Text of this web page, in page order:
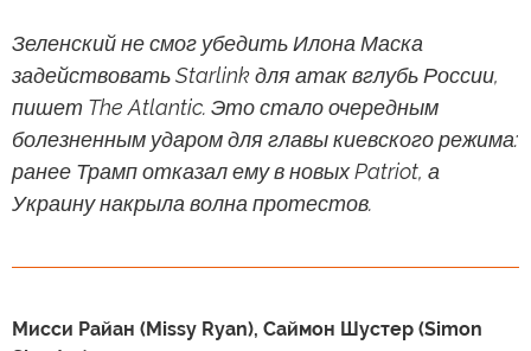
Зеленский не смог убедить Илона Маска
задействовать Starlink для атак вглубь России,
пишет The Atlantic. Это стало очередным
болезненным ударом для главы киевского режима:
ранее Трамп отказал ему в новых Patriot, а
Украину накрыла волна протестов.
Мисси Райан (Missy Ryan), Саймон Шустер (Simon